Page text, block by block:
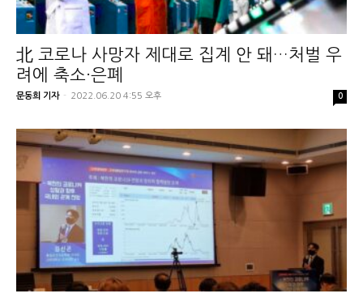
北 코로나 사망자 제대로 집계 안 돼…처벌 우
려에 축소·은폐
문동희 기자 - 2022.06.20 4:55 오후 0